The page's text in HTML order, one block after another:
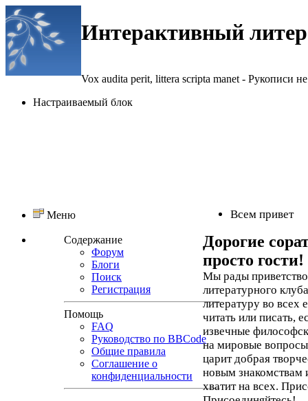
Интерактивный
Vox audita perit, littera scripta manet - Рукописи не
Настраиваемый блок
Меню
Содержание
Форум
Блоги
Поиск
Регистрация
Помощь
FAQ
Руководство по BBCode
Общие правила
Соглашение о
конфиденциальности
Всем привет
Дорогие
просто гости!
Мы рады
литературного
литературу во всех
читать или писать,
извечные
на мировые
царит добрая
новым знакомствам
хватит на всех.